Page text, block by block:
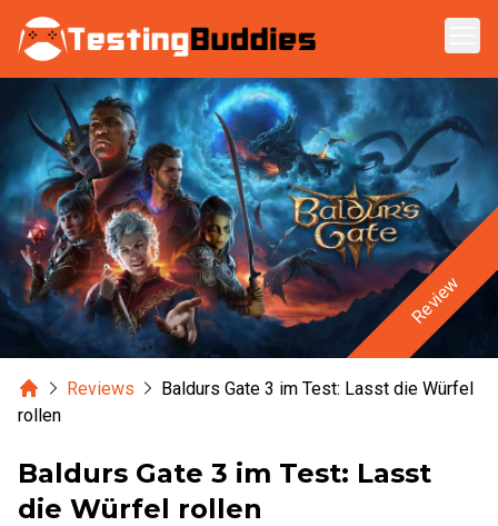
Zum Hauptinhalt springen
Review
HomeReviews
Baldurs Gate 3 im Test: Lasst die Würfel
rollen
Baldurs Gate 3 im Test: Lasst
die Würfel rollen